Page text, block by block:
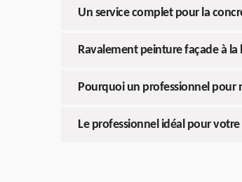
Un service complet pour la
Ravalement peinture façade à
Pourquoi un professionnel pour
Le professionnel idéal pour